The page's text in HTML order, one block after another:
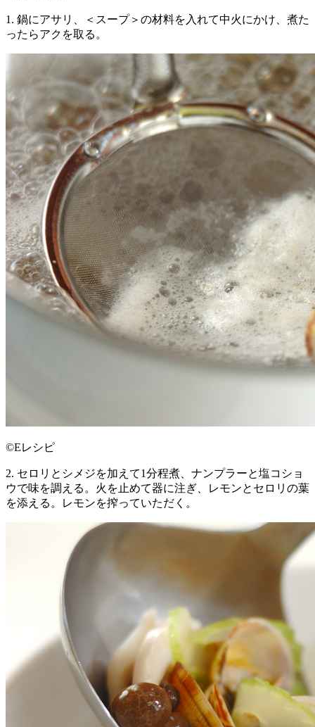
1. 鍋にアサリ、＜スープ＞の材料を入れて中火にかけ、煮た
ったらアクを取る。
©Eレシピ
2. セロリとシメジを加えて1分程煮、ナンプラーと塩コショ
ウで味を調える。火を止めて器に注ぎ、レモンとセロリの葉
を添える。レモンを搾っていただく。